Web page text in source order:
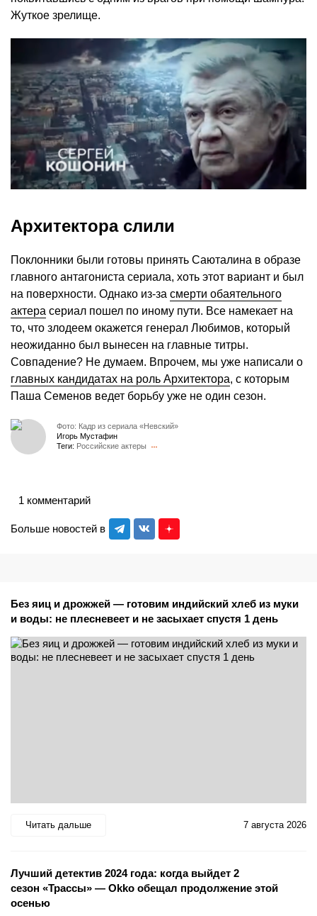
Жуткое зрелище.
Архитектора слили
Поклонники были готовы принять Саюталина в образе
главного антагониста сериала, хоть этот вариант и был
на поверхности. Однако из-за смерти обаятельного
актера сериал пошел по иному пути. Все намекает на
то, что злодеем окажется генерал Любимов, который
неожиданно был вынесен на главные титры.
Совпадение? Не думаем. Впрочем, мы уже написали о
главных кандидатах на роль Архитектора, с которым
Паша Семенов ведет борьбу уже не один сезон.
Фото: Кадр из сериала «Невский»
Игорь Мустафин
Теги: Российские актеры
Больше новостей в
1 комментарий
Без яиц и дрожжей — готовим индийский хлеб из муки
и воды: не плесневеет и не засыхает спустя 1 день
Читать дальше 7 августа 2026
Лучший детектив 2024 года: когда выйдет 2
сезон «Трассы» — Okko обещал продолжение этой
осенью